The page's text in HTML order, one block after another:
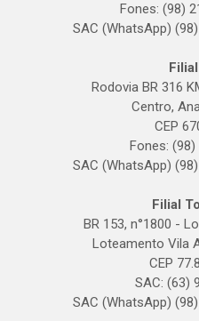
Fones: (98)
SAC (WhatsApp)
Rodovia BR 316
Centro,
CEP
Fones:
SAC (WhatsApp)
Filial
BR 153, n°1800 -
Loteamento Vila
CEP
SAC: (63)
SAC (WhatsApp)